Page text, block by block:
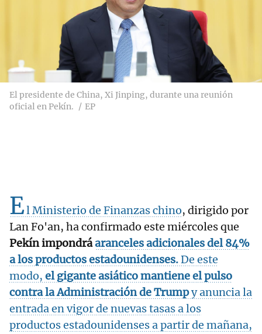
El presidente de China, Xi Jinping, durante una reunión
oficial en Pekín.
EP
El Ministerio de Finanzas chino, dirigido por
Lan Fo'an, ha confirmado este miércoles que
Pekín impondráaranceles adicionales del 84%
a los productos estadounidenses.De este
modo, el gigante asiático mantiene el pulso
contra la Administración de Trumpy anuncia la
entrada en vigor de nuevas tasas a los
productos estadounidenses a partir de mañana,